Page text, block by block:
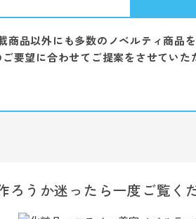
商品以外にも多数のノベルティ商品
要望に合わせてご提案をさせてい
ろうか迷ったら一度ご覧く